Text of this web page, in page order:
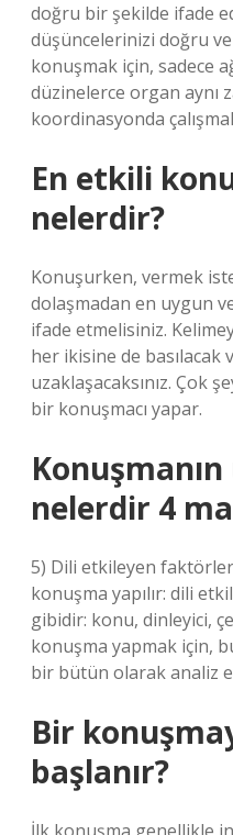
doğru bir şekilde ifade
düşüncelerinizi doğru
konuşmak için, sadece
düzinelerce organ aynı
koordinasyonda
En etkili
nelerdir?
Konuşurken, vermek
dolaşmadan en uygun
ifade etmelisiniz.
her ikisine de basılacak
uzaklaşacaksınız. Çok
bir konuşmacı yapar.
nelerdir 4
5) Dili etkileyen
konuşma yapılır: dili
gibidir: konu, dinleyici,
konuşma yapmak için,
bir bütün olarak analiz
Bir
başlanır?